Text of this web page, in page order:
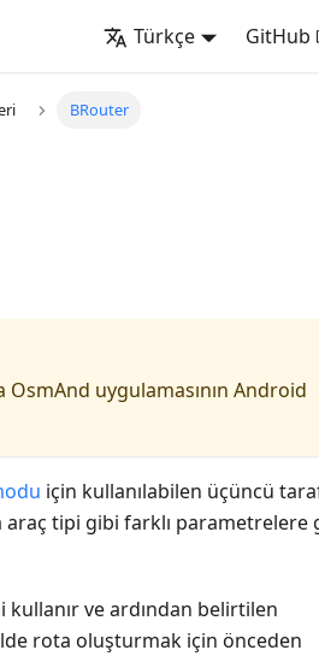
Türkçe GitHub
BRouter
uygulamasının Android
için kullanılabilen üçüncü
araç tipi gibi farklı parametrelere
ve ardından belirtilen
rota oluşturmak için önceden